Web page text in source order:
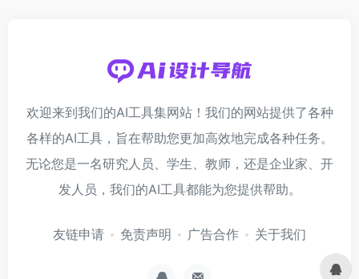
欢迎来到我们的AI工具集网站！我们的网站提供了各种
各样的AI工具，旨在帮助您更加高效地完成各种任务。
无论您是一名研究人员、学生、教师，还是企业家、开
发人员，我们的AI工具都能为您提供帮助。
友链申请 免责声明 广告合作 关于我们